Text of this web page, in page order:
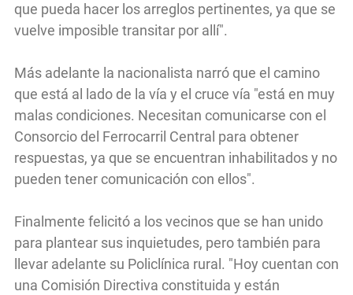
que pueda hacer los arreglos pertinentes, ya que se
vuelve imposible transitar por allí".
Más adelante la nacionalista narró que el camino
que está al lado de la vía y el cruce vía "está en muy
malas condiciones. Necesitan comunicarse con el
Consorcio del Ferrocarril Central para obtener
respuestas, ya que se encuentran inhabilitados y no
pueden tener comunicación con ellos".
Finalmente felicitó a los vecinos que se han unido
para plantear sus inquietudes, pero también para
llevar adelante su Policlínica rural. "Hoy cuentan con
una Comisión Directiva constituida y están